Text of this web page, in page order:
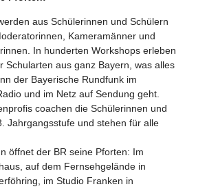
aus Schülerinnen und Schülern
Kameramänner und
In hunderten Workshops erleben
Schularten aus ganz Bayern, was alles
der Bayerische Rundfunk im
und im Netz auf Sendung geht.
coachen die Schülerinnen und
Jahrgangsstufe und stehen für alle
öffnet der BR seine Pforten: Im
auf dem Fernsehgelände in
im Studio Franken in